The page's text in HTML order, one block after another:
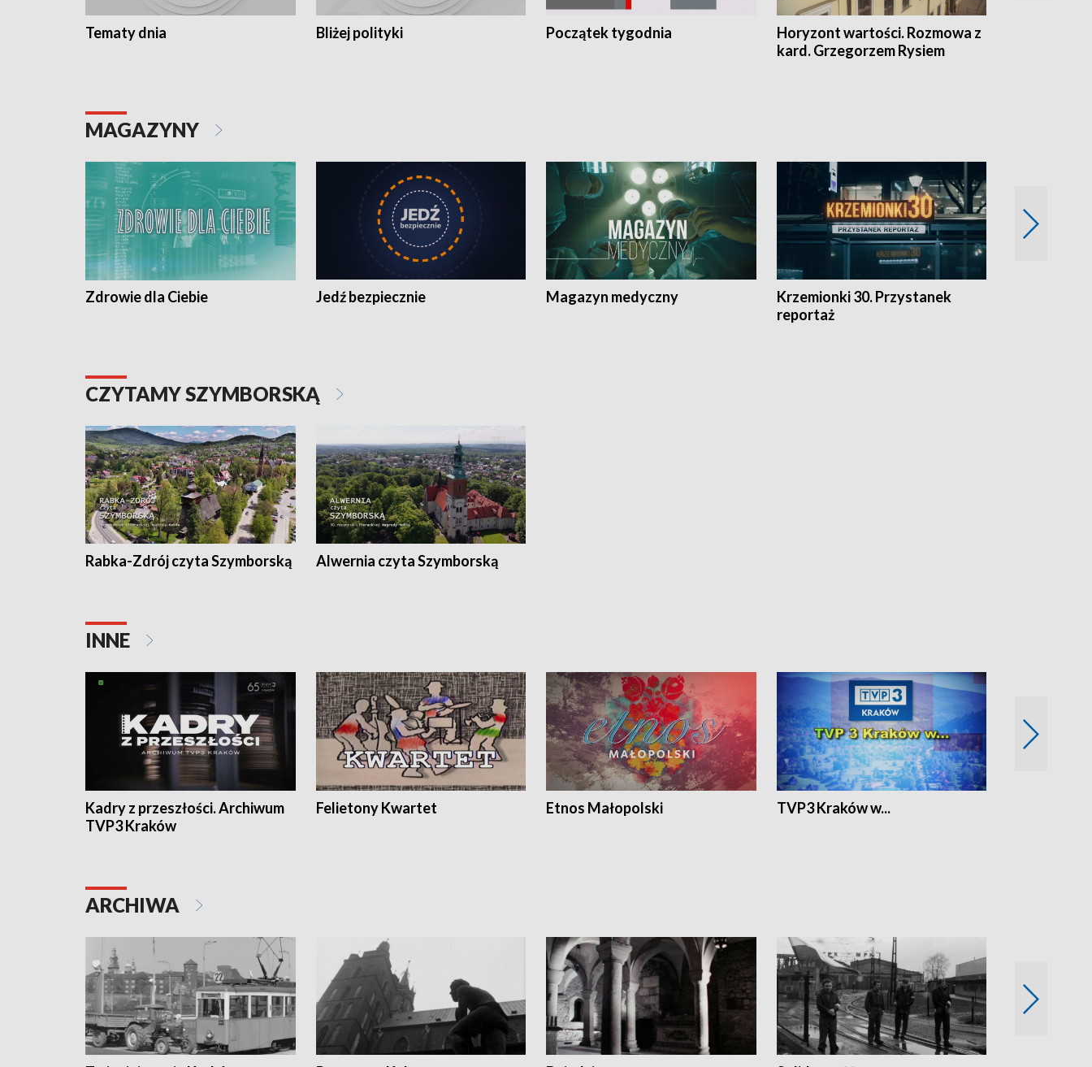
Tematy dnia Bliżej polityki Początek tygodnia
Horyzont wartości. Rozmowa z
kard. Grzegorzem Rysiem
MAGAZYNY
Zdrowie dla Ciebie Jedź bezpiecznie Magazyn medyczny
Krzemionki 30. Przystanek
reportaż
CZYTAMY SZYMBORSKĄ
Rabka-Zdrój czyta Szymborską Alwernia czyta Szymborską
INNE
Kadry z przeszłości. Archiwum
TVP3 Kraków
Felietony Kwartet Etnos Małopolski TVP3 Kraków w...
ARCHIWA